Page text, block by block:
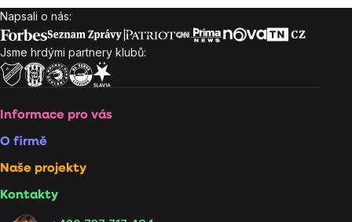
Zápatí
Napsali o nás:
Jsme hrdými partnery klubů:
Informace pro vás
O firmě
Naše projekty
Kontakty